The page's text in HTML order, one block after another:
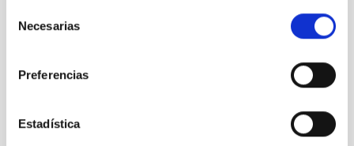
Necesarias
Preferencias
Estadística
Te puede interesar